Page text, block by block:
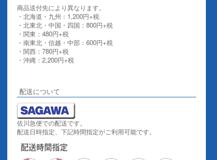
商品送付先により異なります。
・北海道・九州：1,200円+税
・北東北・中国・四国：800円+税
・関東：480円+税
・南東北・信越・中部：600円+税
・関西：780円+税
・沖縄：2,200円+税
配送について
佐川急便での配送です。
配送日時指定、下記時間指定がご利用可能です。